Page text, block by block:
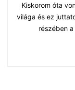
Kiskorom óta
világa és ez
részében